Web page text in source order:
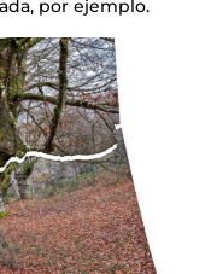
por ejemplo.